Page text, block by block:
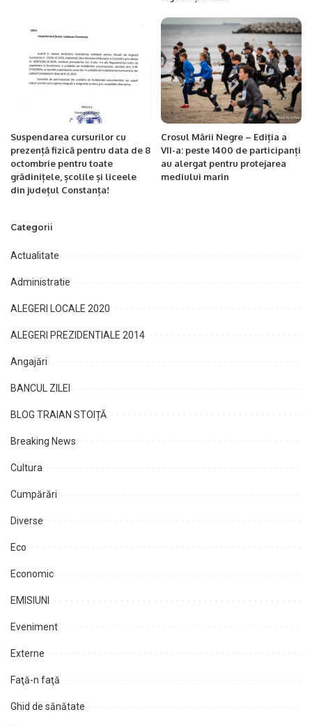
Suspendarea cursurilor cu
prezență fizică pentru data de 8
octombrie pentru toate
grădinițele, școlile și liceele
din județul Constanța!
Crosul Mării Negre – Ediția a
VII-a: peste 1400 de participanți
au alergat pentru protejarea
mediului marin
Categorii
Actualitate
Administratie
ALEGERI LOCALE 2020
ALEGERI PREZIDENTIALE 2014
Angajări
BANCUL ZILEI
BLOG TRAIAN STOIȚĂ
Breaking News
Cultura
Cumpărări
Diverse
Eco
Economic
EMISIUNI
Eveniment
Externe
Faţă-n faţă
Ghid de sănătate